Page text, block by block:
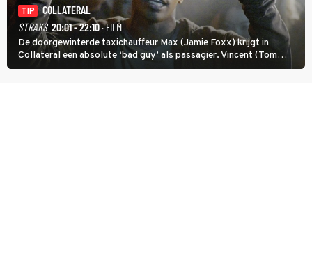
TIP
COLLATERAL
STRAKS 20:01 - 22:10· FILM
De doorgewinterde taxichauffeur Max (Jamie Foxx) krijgt in
Collateral een absolute ‘bad guy’ als passagier. Vincent (Tom
Cruise) heeft hem nodig om hem de stad door te loodsen om een